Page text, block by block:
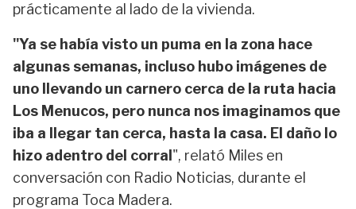
prácticamente al lado de la vivienda.
"Ya se había visto un puma en la zona hace
algunas semanas, incluso hubo imágenes de
uno llevando un carnero cerca de la ruta hacia
Los Menucos, pero nunca nos imaginamos que
iba a llegar tan cerca, hasta la casa. El daño lo
hizo adentro del corral ", relató Miles en
conversación con Radio Noticias, durante el
programa Toca Madera.